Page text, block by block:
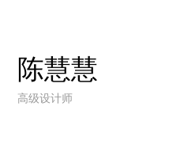
陈慧慧
高级设计师